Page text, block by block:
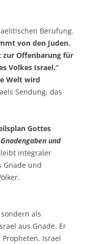
Berufung.
von den Juden.
zur Offenbarung für
Volkes Israel.“
Welt wird
Sendung, das
Gottes
und
integraler
Gnade und
als
aus Gnade. Er
Israel